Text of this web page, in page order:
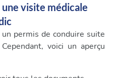
visite médicale
permis de conduire suite
voici un aperçu